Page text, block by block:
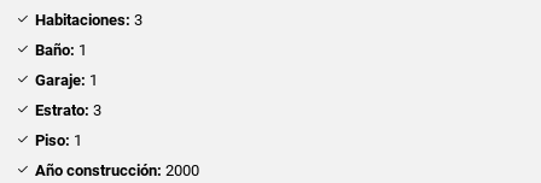
Habitaciones: 3
Baño: 1
Garaje: 1
Estrato: 3
Piso: 1
Año construcción: 2000